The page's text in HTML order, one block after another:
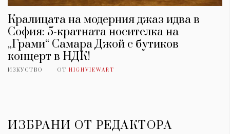
Кралицата на модерния джаз идва в
София: 5-кратната носителка на
„Грами“ Самара Джой с бутиков
концерт в НДК!
ИЗКУСТВО ОТ HIGHVIEWART
ИЗБРАНИ ОТ РЕДАКТОРА